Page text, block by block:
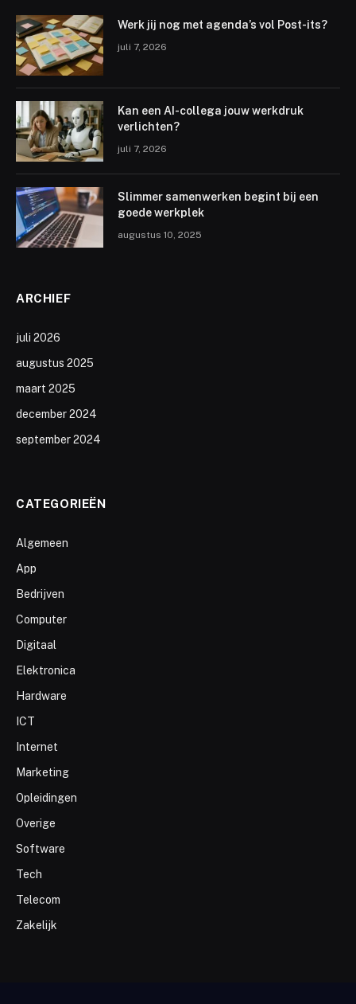
Werk jij nog met agenda’s vol Post-its?
juli 7, 2026
Kan een AI-collega jouw werkdruk
verlichten?
juli 7, 2026
Slimmer samenwerken begint bij een
goede werkplek
augustus 10, 2025
ARCHIEF
juli 2026
augustus 2025
maart 2025
december 2024
september 2024
CATEGORIEËN
Algemeen
App
Bedrijven
Computer
Digitaal
Elektronica
Hardware
ICT
Internet
Marketing
Opleidingen
Overige
Software
Tech
Telecom
Zakelijk